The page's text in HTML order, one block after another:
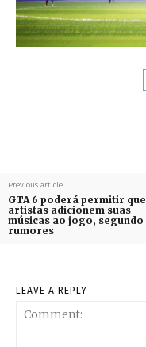
Previous article
GTA 6 poderá permitir que
artistas adicionem suas
músicas ao jogo, segundo
rumores
LEAVE A REPLY